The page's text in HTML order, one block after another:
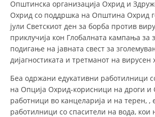
ЗАКОН ЗА ЦКРМ
СТАТУТ НА ЦКРМ
ОРГАНИЗАЦИЈА И РАЗВОЈ
РАКОВОДЕН ОДБОР
Општинска организација Охрид и
Охрид со поддршка на Општина Охрид
јули Светскиот ден за борба против
приклучија кон Глобалната кампања за
подигање на јавната свест за
дијагностиката и третманот на вирусен
Беа одржани едукативни работилници
на Опција Охрид-корисници на дроги и
работници во канцеларија и на терен, ,
работилници со спасители на вода, кои